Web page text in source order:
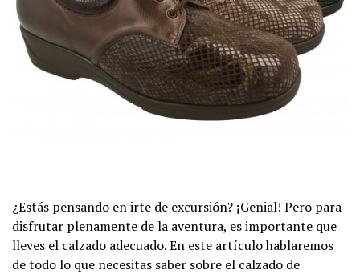
¿Estás pensando en irte de excursión? ¡Genial! Pero para
disfrutar plenamente de la aventura, es importante que
lleves el calzado adecuado. En este artículo hablaremos
de todo lo que necesitas saber sobre el calzado de